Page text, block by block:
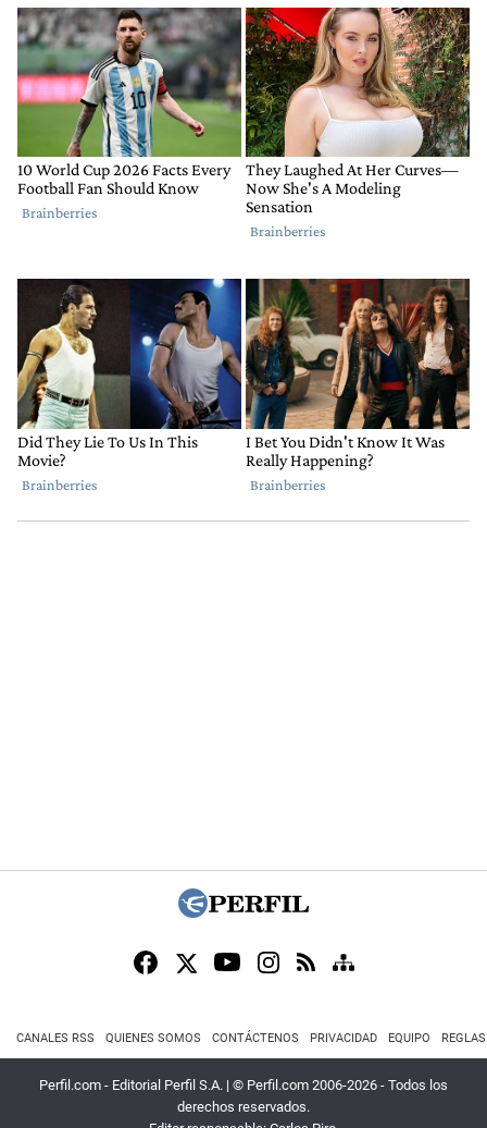
CANALES RSS QUIENES SOMOS CONTÁCTENOS PRIVACIDAD EQUIPO
Perfil.com - Editorial Perfil S.A. | © Perfil.com 2006-2026 - Todos los
derechos reservados.